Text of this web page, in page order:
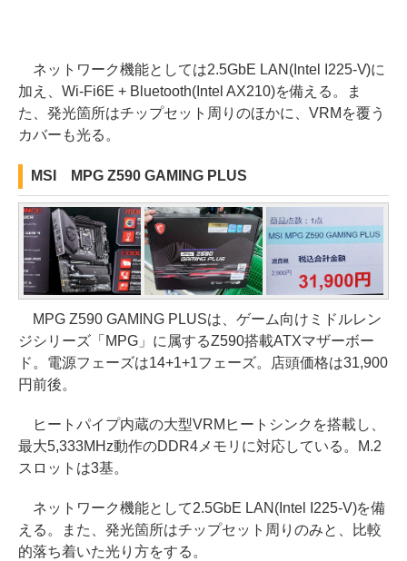
ネットワーク機能としては2.5GbE LAN(Intel I225-V)に
加え、Wi-Fi6E + Bluetooth(Intel AX210)を備える。ま
た、発光箇所はチップセット周りのほかに、VRMを覆う
カバーも光る。
MSI MPG Z590 GAMING PLUS
MPG Z590 GAMING PLUSは、ゲーム向けミドルレン
ジシリーズ「MPG」に属するZ590搭載ATXマザーボー
ド。電源フェーズは14+1+1フェーズ。店頭価格は31,900
円前後。
ヒートパイプ内蔵の大型VRMヒートシンクを搭載し、
最大5,333MHz動作のDDR4メモリに対応している。M.2
スロットは3基。
ネットワーク機能として2.5GbE LAN(Intel I225-V)を備
える。また、発光箇所はチップセット周りのみと、比較
的落ち着いた光り方をする。